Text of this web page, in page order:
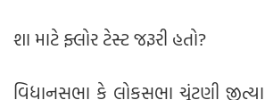
શા માટે ફ્લોર ટેસ્ટ જરૂરી હતો?
વિધાનસભા કે લોકસભા ચૂંટણી